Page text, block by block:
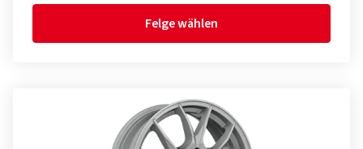
Felge wählen